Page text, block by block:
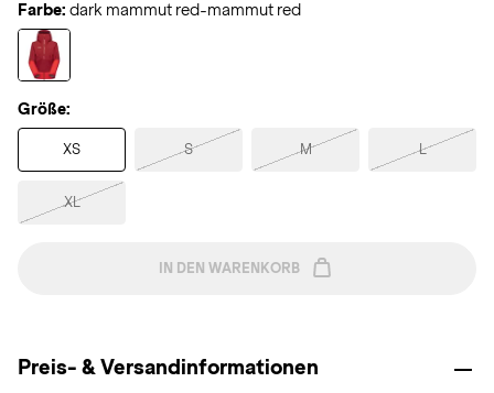
Farbe: dark mammut red-mammut red
Größe:
XS S M L
XL
IN DEN WARENKORB
Preis- & Versandinformationen